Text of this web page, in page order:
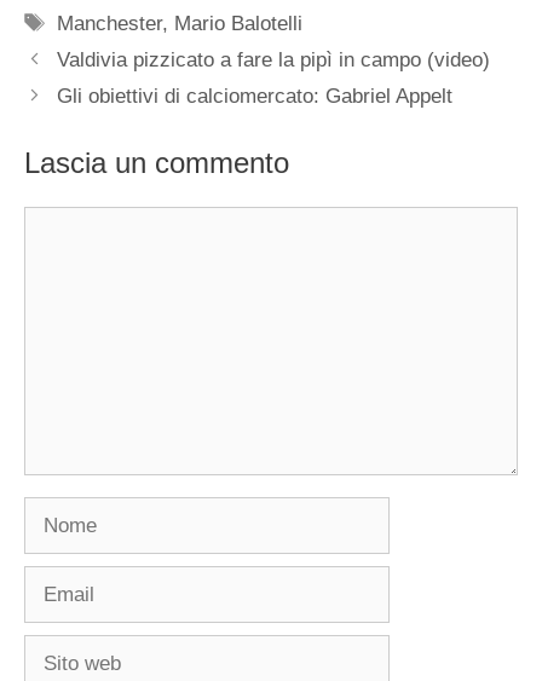
Tag
Manchester, Mario Balotelli
Valdivia pizzicato a fare la pipì in campo (video)
Gli obiettivi di calciomercato: Gabriel Appelt
Lascia un commento